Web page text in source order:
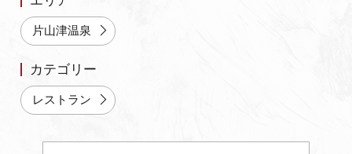
プライバシーポリシー
片山津温泉
カテゴリー
レストラン